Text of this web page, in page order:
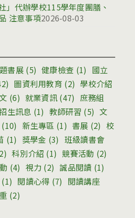
」代辦學校115學年度團膳、
注意事項2026-08-03
書展(5) 健康檢查 (1) 國立
圖資利用教育 (2) 學校介紹
(6) 就業資訊 (47) 庶務組
生訊息 (1) 教師研習 (5) 文
(10) 新生專區 (1) 書展 (2) 校
(1) 獎學金 (3) 班級讀書會
科別介紹 (1) 競賽活動 (2)
(4) 視力 (2) 誠品閱讀 (1)
(1) 閱讀心得 (7) 閱讀講座
(2)